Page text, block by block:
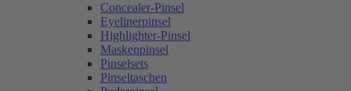
Concealer-Pinsel
Eyelinerpinsel
Highlighter-Pinsel
Maskenpinsel
Pinselsets
Pinseltaschen